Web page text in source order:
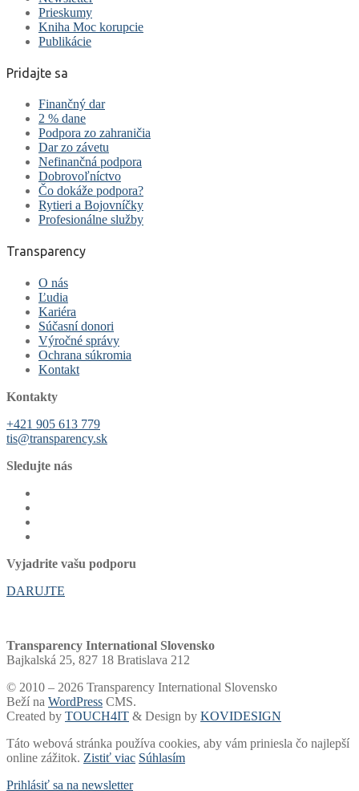
Prieskumy
Kniha Moc korupcie
Publikácie
Pridajte sa
Finančný dar
2 % dane
Podpora zo zahraničia
Dar zo závetu
Nefinančná podpora
Dobrovoľníctvo
Čo dokáže podpora?
Rytieri a Bojovníčky
Profesionálne služby
Transparency
O nás
Ľudia
Kariéra
Súčasní donori
Výročné správy
Ochrana súkromia
Kontakt
Kontakty
+421 905 613 779
tis@transparency.sk
Sledujte nás
Vyjadrite vašu podporu
DARUJTE
Transparency International Slovensko
Bajkalská 25, 827 18 Bratislava 212
© 2010 – 2026 Transparency International Slovensko
Beží na WordPress CMS.
Created by TOUCH4IT & Design by KOVIDESIGN
Táto webová stránka používa cookies, aby vám priniesla čo najlepší
online zážitok. Zistiť viac Súhlasím
Prihlásiť sa na newsletter